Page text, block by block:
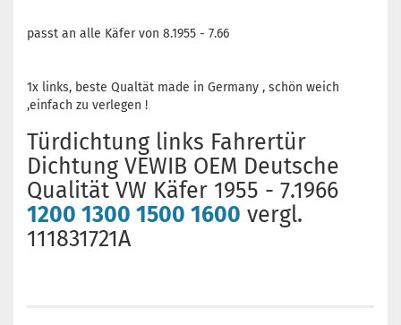
passt an alle Käfer von 8.1955 - 7.66
1x links, beste Qualtät made in Germany , schön weich
,einfach zu verlegen !
Türdichtung links Fahrertür
Dichtung VEWIB OEM Deutsche
Qualität VW Käfer 1955 - 7.1966
1200 1300 1500 1600 vergl.
111831721A